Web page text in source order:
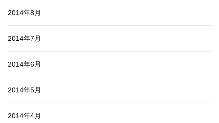
2014年8月
2014年7月
2014年6月
2014年5月
2014年4月